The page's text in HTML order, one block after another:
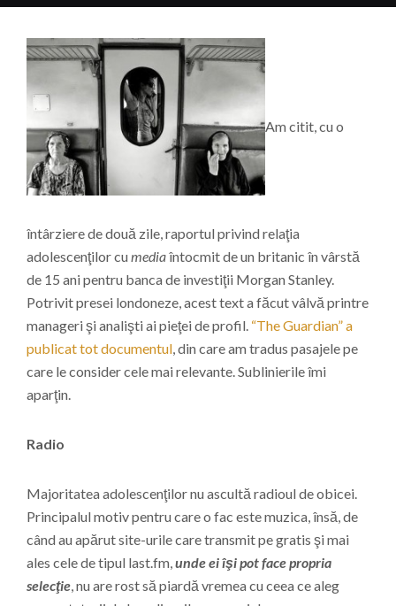
Am citit, cu o
întârziere de două zile, raportul privind relaţia
adolescenţilor cu mediaîntocmit de un britanic în vârstă
de 15 ani pentru banca de investiţii Morgan Stanley.
Potrivit presei londoneze, acest text a făcut vâlvă printre
manageri şi analişti ai pieţei de profil. “The Guardian” a
publicat tot documentul, din care am tradus pasajele pe
care le consider cele mai relevante. Sublinierile îmi
aparţin.
Radio
Majoritatea adolescenţilor nu ascultă radioul de obicei.
Principalul motiv pentru care o fac este muzica, însă, de
când au apărut site-urile care transmit pe gratis şi mai
ales cele de tipul last.fm,unde ei îşi pot face propria
selecţie, nu are rost să piardă vremea cu ceea ce aleg